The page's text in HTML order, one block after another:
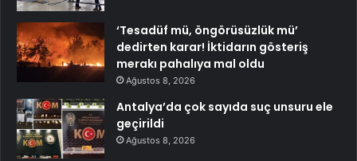
‘Tesadüf mü, öngörüsüzlük mü’
dedirten karar! İktidarın gösteriş
merakı pahalıya mal oldu
Ağustos 8, 2026
Antalya’da çok sayıda suç unsuru ele
geçirildi
Ağustos 8, 2026